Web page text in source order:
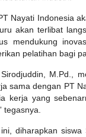
Nayati Indonesia
akan terlibat
mendukung
pelatihan bagi
M.Pd.,
sama dengan PT
kerja yang
tegasnya.
diharapkan